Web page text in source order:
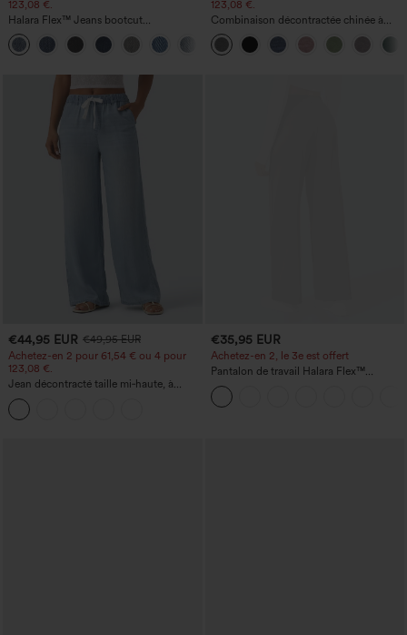
123,08 €.
Halara Flex™ Jeans bootcut
décontractés taille haute, effet délavé,
avec poches
+5
123,08 €.
Combinaison décontractée chinée à
bretelles réglables, fronces et jambes
larges, avec poches — facile comme
tout
€44,95 EUR €49,95 EUR
Achetez-en 2 pour 61,54 € ou 4 pour
123,08 €.
Jean décontracté taille mi‑haute, à
cordon de serrage, avec poches
€35,95 EUR
Achetez-en 2, le 3e est offert
Pantalon de travail Halara Flex™
DayStretch à taille haute, avec poches et
coupe droite